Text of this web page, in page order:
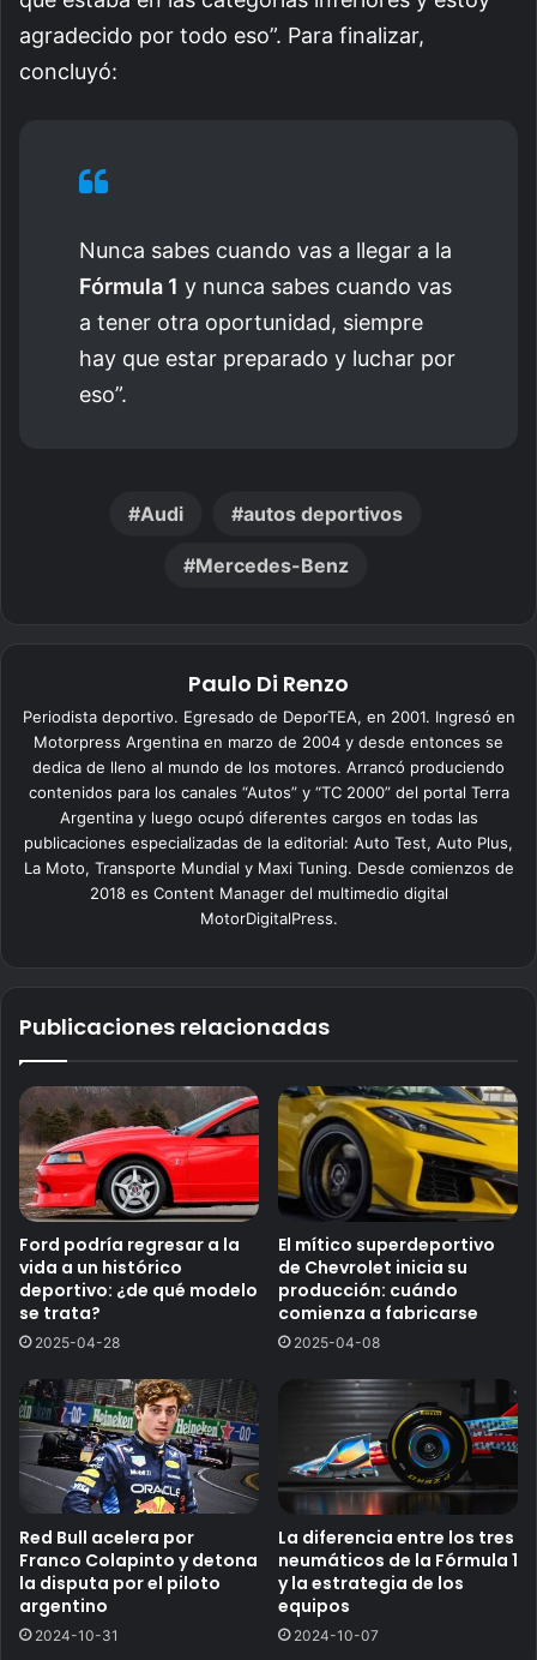
agradecido por todo eso”. Para finalizar,
concluyó:
Nunca sabes cuando vas a llegar a la
Fórmula 1 y nunca sabes cuando vas
a tener otra oportunidad, siempre
hay que estar preparado y luchar por
eso”.
Audi autos deportivos
Mercedes-Benz
Paulo Di Renzo
Periodista deportivo. Egresado de DeporTEA, en 2001. Ingresó en
Motorpress Argentina en marzo de 2004 y desde entonces se
dedica de lleno al mundo de los motores. Arrancó produciendo
contenidos para los canales “Autos” y “TC 2000” del portal Terra
Argentina y luego ocupó diferentes cargos en todas las
publicaciones especializadas de la editorial: Auto Test, Auto Plus,
La Moto, Transporte Mundial y Maxi Tuning. Desde comienzos de
2018 es Content Manager del multimedio digital
MotorDigitalPress.
Publicaciones relacionadas
Ford podría regresar a la
vida a un histórico
deportivo: ¿de qué modelo
se trata?
2025-04-28
El mítico superdeportivo
de Chevrolet inicia su
producción: cuándo
comienza a fabricarse
2025-04-08
Red Bull acelera por
Franco Colapinto y detona
la disputa por el piloto
argentino
2024-10-31
La diferencia entre los tres
neumáticos de la Fórmula 1
y la estrategia de los
equipos
2024-10-07